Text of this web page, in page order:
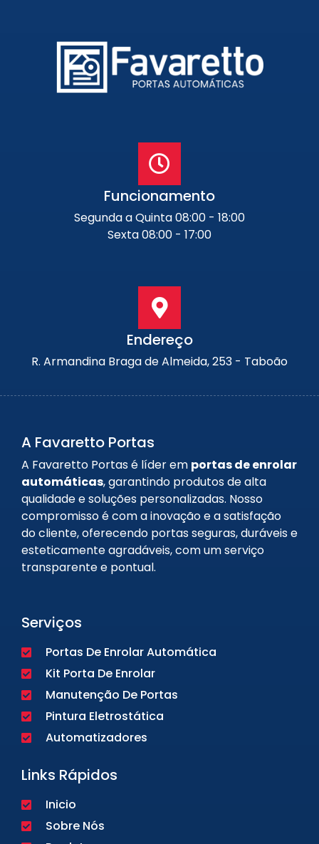
Funcionamento
Segunda a Quinta 08:00 - 18:00
Sexta 08:00 - 17:00
Endereço
R. Armandina Braga de Almeida, 253 - Taboão
A Favaretto Portas
A Favaretto Portas é líder em portas de enrolar
automáticas, garantindo produtos de alta
qualidade e soluções personalizadas. Nosso
compromisso é com a inovação e a satisfação
do cliente, oferecendo portas seguras, duráveis e
esteticamente agradáveis, com um serviço
transparente e pontual.
Serviços
Portas De Enrolar Automática
Kit Porta De Enrolar
Manutenção De Portas
Pintura Eletrostática
Automatizadores
Links Rápidos
Inicio
Sobre Nós